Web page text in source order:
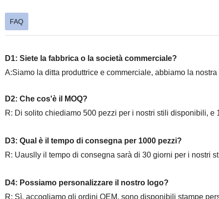
FAQ
D1: Siete la fabbrica o la società commerciale?
A:Siamo la ditta produttrice e commerciale, abbiamo la
D2: Che cos'è il MOQ?
R: Di solito chiediamo 500 pezzi per i nostri stili disponibili,
D3: Qual è il tempo di consegna per 1000 pezzi?
R: Uauslly il tempo di consegna sarà di 30 giorni per i nostri
D4: Possiamo personalizzare il nostro logo?
R: Sì, accogliamo gli ordini OEM, sono disponibili stampe